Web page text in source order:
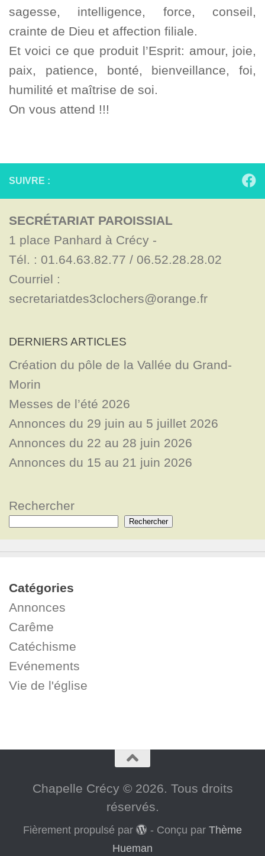
sagesse, intelligence, force, conseil,
crainte de Dieu et affection filiale.
Et voici ce que produit l’Esprit: amour, joie,
paix, patience, bonté, bienveillance, foi,
humilité et maîtrise de soi.
On vous attend !!!
SUIVRE :
SECRÉTARIAT PAROISSIAL
1 place Panhard à Crécy -
Tél. : 01.64.63.82.77 / 06.52.28.28.02
Courriel :
secretariatdes3clochers@orange.fr
DERNIERS ARTICLES
Création du pôle de la Vallée du Grand-
Morin
Messes de l’été 2026
Annonces du 29 juin au 5 juillet 2026
Annonces du 22 au 28 juin 2026
Annonces du 15 au 21 juin 2026
Rechercher
Rechercher
Catégories
Annonces
Carême
Catéchisme
Evénements
Vie de l'église
Chapelle Crécy © 2026. Tous droits
réservés.
Fièrement propulsé par - Conçu par Thème
Hueman